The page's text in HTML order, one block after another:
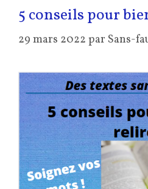
5 conseils pour
29 mars 2022 par Sans-